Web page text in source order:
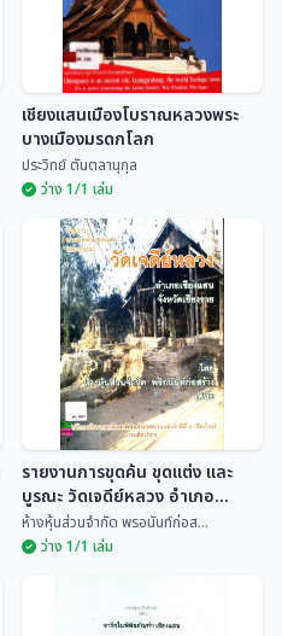
เชียงแสนเมืองโบราณหลวงพระ
บางเมืองมรดกโลก
ประวิทย์ ตันตลานุกุล
เชียงแสนเมืองโบราณหลวงพระ
บางเมืองมรดกโลก
ประวิทย์ ตันตลานุกุล
ว่าง 1/1 เล่ม
รายงานการขุดค้น ขุดแต่ง และ
บูรณะ วัดเจดีย์หลวง อำเภอ
รายงานการขุดค้น ขุดแต่ง และ
บูรณะ วัดเจดีย์หลวง อำเภอ
เชียงแสน จังหวัดเชียงราย
ห้างหุ้นส่วนจำกัด พรอนันท์ก่อส...
ว่าง 1/1 เล่ม